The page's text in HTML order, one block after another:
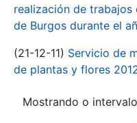
realización de trabajos
de Burgos durante el
(21-12-11) Servicio de
de plantas y flores
Mostrando o